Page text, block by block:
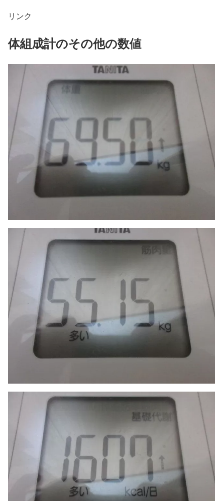
リンク
体組成計のその他の数値